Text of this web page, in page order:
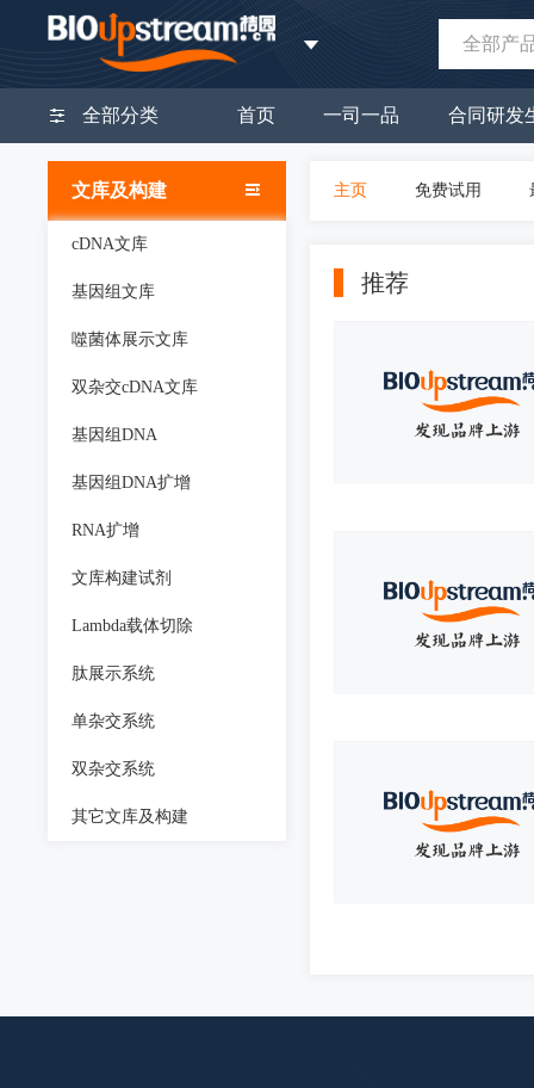
全部产
全部分类 首页 一司一品 合同研发
文库及构建
cDNA文库
基因组文库
噬菌体展示文库
双杂交cDNA文库
基因组DNA
基因组DNA扩增
RNA扩增
文库构建试剂
Lambda载体切除
肽展示系统
单杂交系统
双杂交系统
其它文库及构建
主页 免费试用
推荐